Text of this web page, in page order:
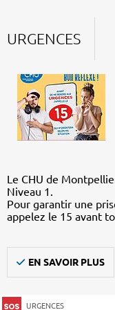
URGENCES
Le CHU de
Niveau 1.
Pour garantir une
appelez le 15 avant
EN SAVOIR PLUS
URGENCES